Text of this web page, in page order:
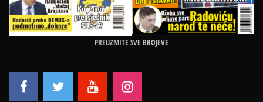
PREUZMITE SVE BROJEVE